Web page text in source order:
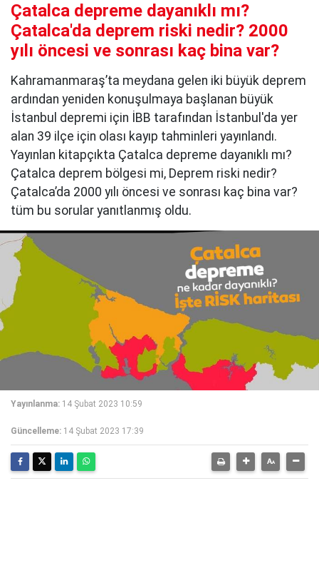
Çatalca depreme dayanıklı mı?
Çatalca'da deprem riski nedir? 2000
yılı öncesi ve sonrası kaç bina var?
Kahramanmaraş’ta meydana gelen iki büyük deprem
ardından yeniden konuşulmaya başlanan büyük
İstanbul depremi için İBB tarafından İstanbul'da yer
alan 39 ilçe için olası kayıp tahminleri yayınlandı.
Yayınlan kitapçıkta Çatalca depreme dayanıklı mı?
Çatalca deprem bölgesi mi, Deprem riski nedir?
Çatalca’da 2000 yılı öncesi ve sonrası kaç bina var?
tüm bu sorular yanıtlanmış oldu.
Yayınlanma: 14 Şubat 2023 10:59
Güncelleme: 14 Şubat 2023 17:39